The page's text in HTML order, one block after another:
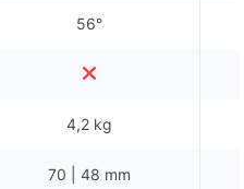
56°
4,2 kg
70 | 48 mm